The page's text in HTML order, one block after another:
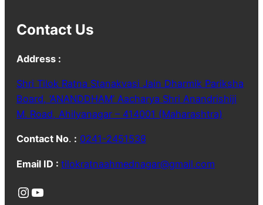
Contact Us
Address :
Shri Tilok Ratna Stanakvasi Jain Dharmik Pariksha
Board, ‘ANANDDHAM’ Aacharya Shri Anandrishiji
M. Road, Ahilyanagar – 414001 (Maharashtra)
Contact No. : 0241-2451538
Email ID : tilokratnaahmednagar@gmail.com